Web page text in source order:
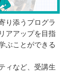
きりさせて
ルを選ぶ
ッスンに参
り添うプログラ
アアップを目指
ぶことができる
ィなど、受講生